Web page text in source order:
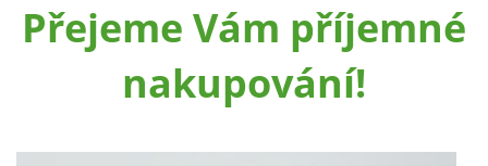
Přejeme Vám příjemné
nakupování!